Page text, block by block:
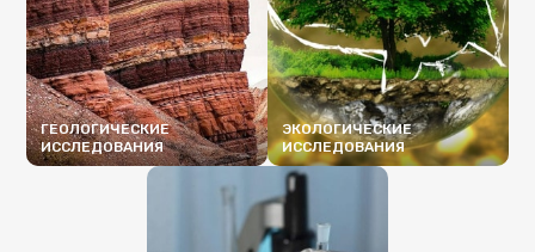
ГЕОЛОГИЧЕСКИЕ
ИССЛЕДОВАНИЯ
ЭКОЛОГИЧЕСКИЕ
ИССЛЕДОВАНИЯ